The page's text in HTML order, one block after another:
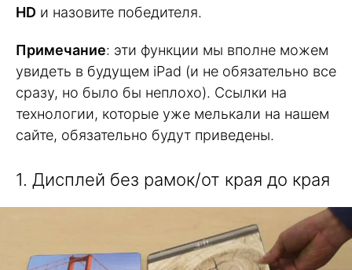
HD и назовите победителя.
Примечание: эти функции мы вполне можем
увидеть в будущем iPad (и не обязательно все
сразу, но было бы неплохо). Ссылки на
технологии, которые уже мелькали на нашем
сайте, обязательно будут приведены.
1. Дисплей без рамок/от края до края